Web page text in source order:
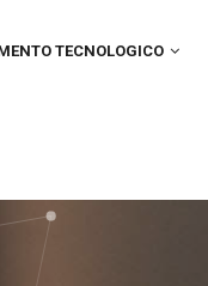
TECNOLOGICO